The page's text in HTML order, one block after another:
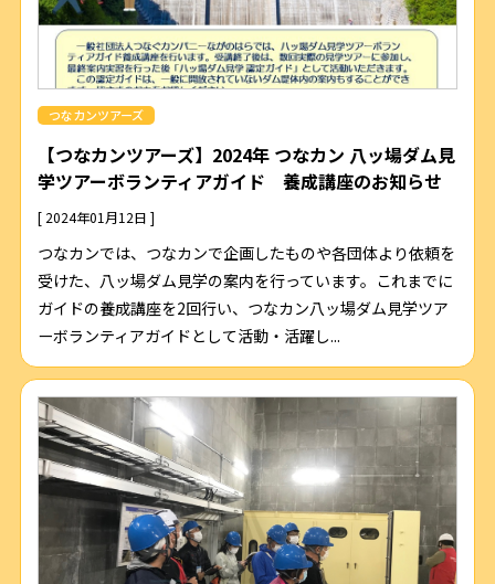
つなカンツアーズ
【つなカンツアーズ】2024年 つなカン 八ッ場ダム見
学ツアーボランティアガイド 養成講座のお知らせ
[ 2024年01月12日 ]
つなカンでは、つなカンで企画したものや各団体より依頼を
受けた、八ッ場ダム見学の案内を行っています。これまでに
ガイドの養成講座を2回行い、つなカン八ッ場ダム見学ツア
ーボランティアガイドとして活動・活躍し...